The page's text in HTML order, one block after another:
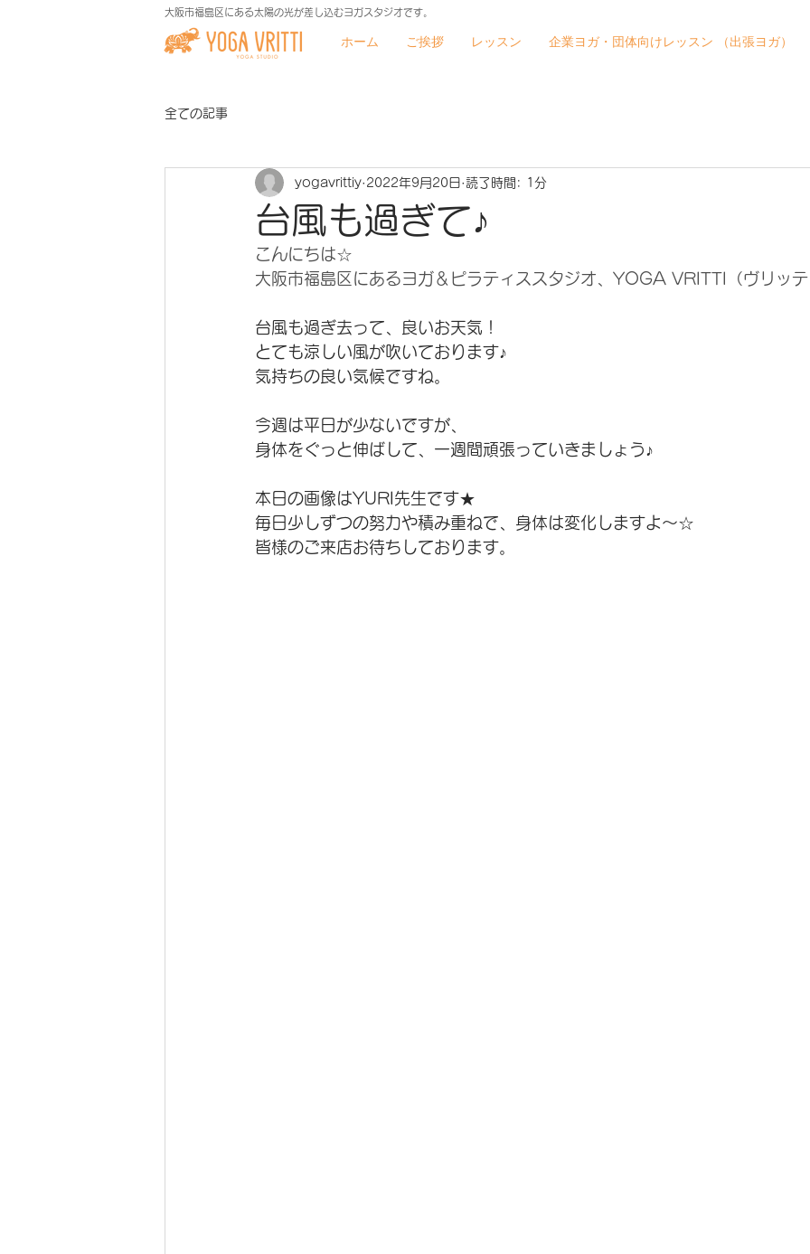
大阪市福島区にある太陽の光が差し込むヨガスタジオです。
ホーム ご挨拶 レッスン 企業ヨガ・団体向けレッスン （出張ヨガ）
全ての記事
台風も過ぎて♪
yogavrittiy 2022年9月20日 読了時間: 1分
こんにちは☆
大阪市福島区にあるヨガ＆ピラティススタジオ、YOGA VRITTI（ヴリッテ
台風も過ぎ去って、良いお天気！
とても涼しい風が吹いております♪
気持ちの良い気候ですね。
今週は平日が少ないですが、
身体をぐっと伸ばして、一週間頑張っていきましょう♪
本日の画像はYURI先生です★
毎日少しずつの努力や積み重ねで、身体は変化しますよ～☆
皆様のご来店お待ちしております。